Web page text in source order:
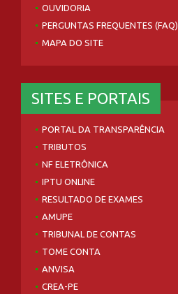
OUVIDORIA
PERGUNTAS FREQUENTES (FAQ)
MAPA DO SITE
SITES E PORTAIS
PORTAL DA TRANSPARÊNCIA
TRIBUTOS
NF ELETRÔNICA
IPTU ONLINE
RESULTADO DE EXAMES
AMUPE
TRIBUNAL DE CONTAS
TOME CONTA
ANVISA
CREA-PE